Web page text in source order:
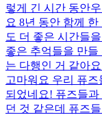
렇게 긴 시간 동안
요 8년 동안 함께
도 더 좋은 시간들
좋은 추억들을 만
는 다행인 거 같아
고마워요 우리 퓨즈
되었네요! 퓨즈들
던 것 같은데 퓨즈